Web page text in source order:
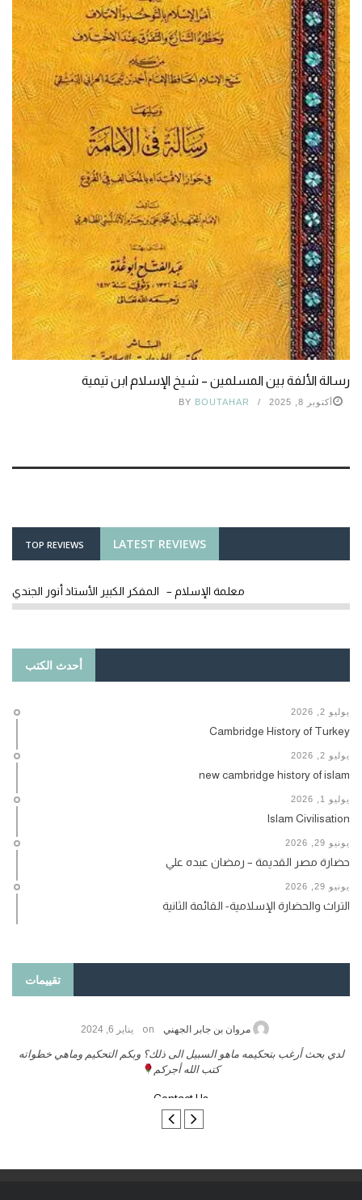
رسالة الألفة بين المسلمين – شيخ الإسلام ابن تيمية
أكتوبر 8, 2025 BY BOUTAHAR
LATEST REVIEWS
TOP REVIEWS
معلمة الإسلام – المفكر الكبير الأستاذ أنور الجندي
أحدث الكتب
يوليو 2, 2026
Cambridge History of Turkey
يوليو 2, 2026
new cambridge history of islam
يوليو 1, 2026
Islam Civilisation
يونيو 29, 2026
حضارة مصر القديمة – رمضان عبده علي
يونيو 29, 2026
التراث والحضارة الإسلامية- القائمة الثانية
تقييمات
حامد الزريقي on يناير 25, 2026
السلام عليكم ورحمة الله وبركاتة أرغب بنشر كتابي معكم